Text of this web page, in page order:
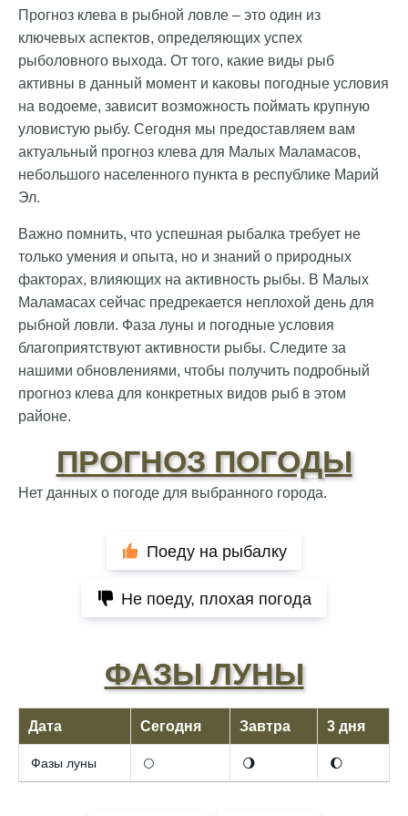
Прогноз клева в рыбной ловле – это один из
ключевых аспектов, определяющих успех
рыболовного выхода. От того, какие виды рыб
активны в данный момент и каковы погодные условия
на водоеме, зависит возможность поймать крупную
уловистую рыбу. Сегодня мы предоставляем вам
актуальный прогноз клева для Малых Маламасов,
небольшого населенного пункта в республике Марий
Эл.
Важно помнить, что успешная рыбалка требует не
только умения и опыта, но и знаний о природных
факторах, влияющих на активность рыбы. В Малых
Маламасах сейчас предрекается неплохой день для
рыбной ловли. Фаза луны и погодные условия
благоприятствуют активности рыбы. Следите за
нашими обновлениями, чтобы получить подробный
прогноз клева для конкретных видов рыб в этом
районе.
ПРОГНОЗ ПОГОДЫ
Нет данных о погоде для выбранного города.
Поеду на рыбалку
Не поеду, плохая погода
ФАЗЫ ЛУНЫ
Дата Сегодня Завтра 3 дня
Фазы луны 🌕 🌖 🌔
Отличный прогноз клёва! Сегодня поймал